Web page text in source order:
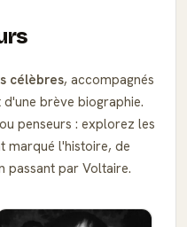
célèbres, accompagnés
brève biographie.
penseurs : explorez les
marqué l'histoire, de
passant par Voltaire.